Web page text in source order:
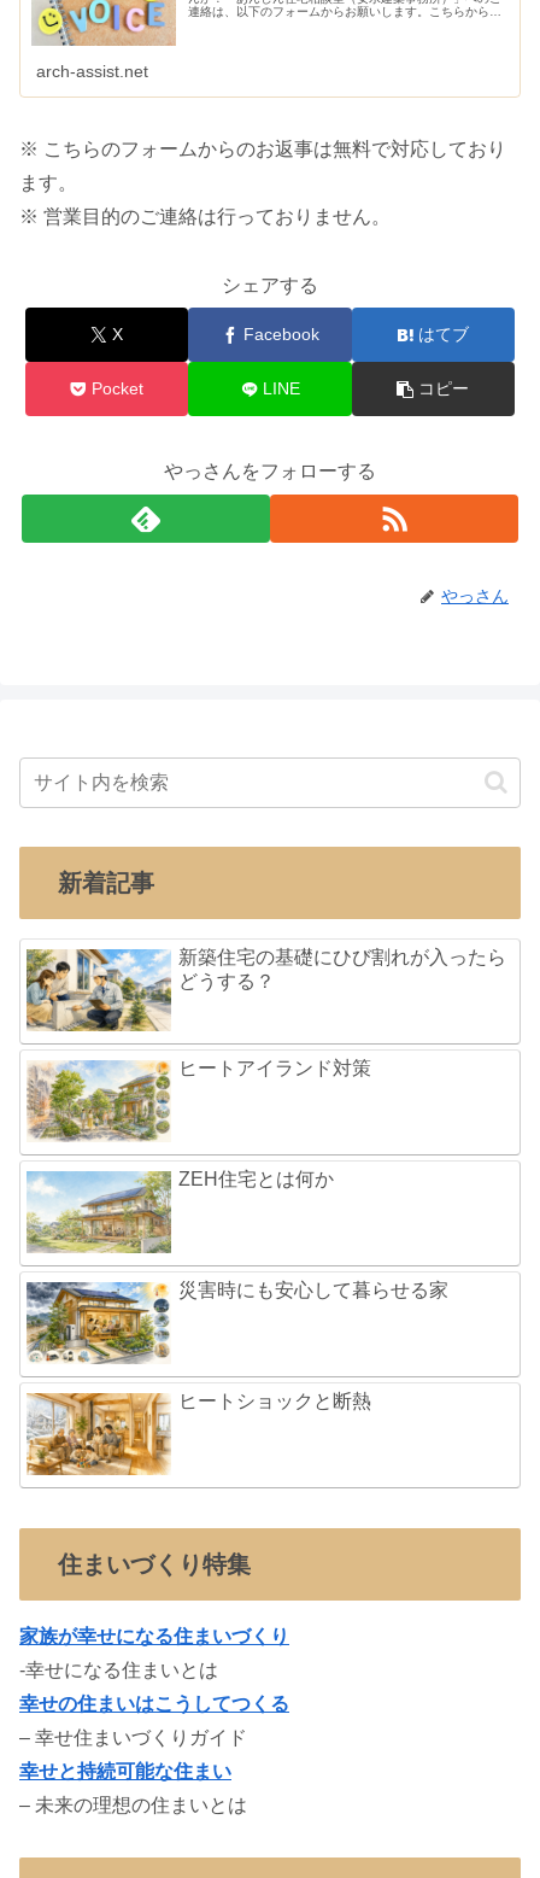
連絡は、以下のフォームからお願いします。こちらから、
arch-assist.net
※ こちらのフォームからのお返事は無料で対応しており
ます。
※ 営業目的のご連絡は行っておりません。
シェアする
X Facebook はてブ
Pocket LINE コピー
やっさんをフォローする
やっさん
新着記事
新築住宅の基礎にひび割れが入ったら
どうする？
ヒートアイランド対策
ZEH住宅とは何か
災害時にも安心して暮らせる家
ヒートショックと断熱
住まいづくり特集
家族が幸せになる住まいづくり
-幸せになる住まいとは
幸せの住まいはこうしてつくる
– 幸せ住まいづくりガイド
幸せと持続可能な住まい
– 未来の理想の住まいとは